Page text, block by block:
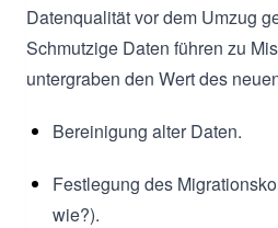
Datenqualität vor dem Umzug
Schmutzige Daten führen zu
untergraben den Wert des
Bereinigung alter Daten.
Festlegung des
wie?).